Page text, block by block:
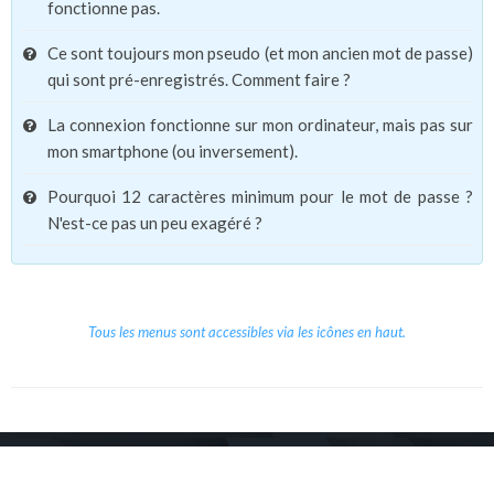
fonctionne pas.
Ce sont toujours mon pseudo (et mon ancien mot de passe)
qui sont pré-enregistrés. Comment faire ?
La connexion fonctionne sur mon ordinateur, mais pas sur
mon smartphone (ou inversement).
Pourquoi 12 caractères minimum pour le mot de passe ?
N'est-ce pas un peu exagéré ?
Tous les menus sont accessibles via les icônes en haut.